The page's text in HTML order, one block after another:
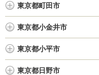
東京都町田市
東京都小金井市
東京都小平市
東京都日野市